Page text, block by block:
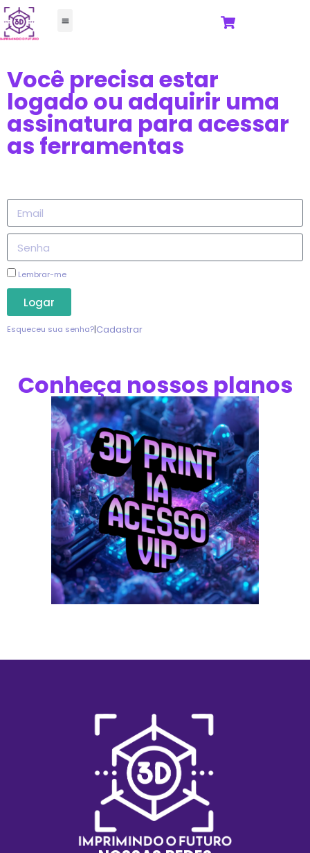
Você precisa estar
logado ou adquirir uma
assinatura para acessar
as ferramentas
Lembrar-me
Logar
Esqueceu sua senha?|Cadastrar
Conheça nossos planos